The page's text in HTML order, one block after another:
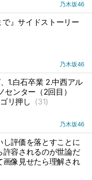
乃木坂46
で』サイドストーリー
乃木坂46
1.白石卒業 2.中西アル
ンター（2回目）
リ押し (31)
乃木坂46
し評価を落とすことに
許容されるのが世論だ
画像見せたら理解され